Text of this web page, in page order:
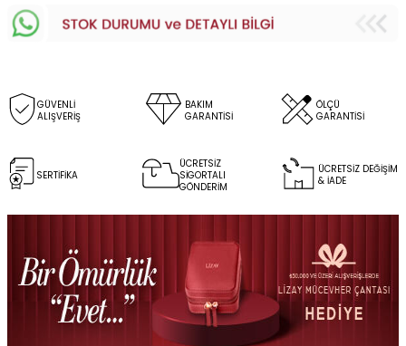
GÜVENLİ
ALIŞVERİŞ
BAKIM
GARANTİSİ
ÖLÇÜ
GARANTİSİ
SERTİFİKA
ÜCRETSİZ
SİGORTALI
GÖNDERİM
ÜCRETSİZ DEĞİŞİM
& İADE